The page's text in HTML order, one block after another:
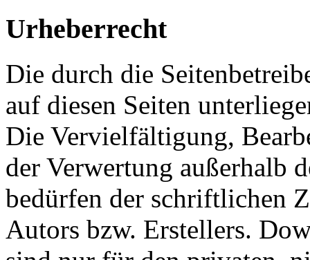
Urheberrecht
Die durch die
auf diesen Seiten
Die Vervielfältigung,
der Verwertung außerhalb
bedürfen der schriftlichen
Autors bzw. Erstellers.